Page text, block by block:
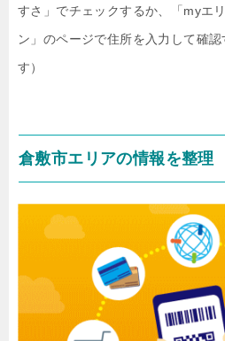
すさ」でチェックするか、「myエ
ン」のページで住所を入力して確
す）
倉敷市エリアの情報を整理